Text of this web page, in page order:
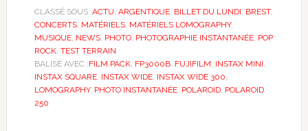
CLASSÉ SOUS :ACTU ARGENTIQUE, BILLET DU LUNDI BREST,
CONCERTS, MATÉRIELS, MATÉRIELS LOMOGRAPHY,
MUSIQUE, NEWS, PHOTO, PHOTOGRAPHIE INSTANTANÉE, POP
ROCK, TEST TERRAIN
BALISÉ AVEC :FILM PACK, FP3000B, FUJIFILM INSTAX MINI
INSTAX SQUARE, INSTAX WIDE, INSTAX WIDE 300
LOMOGRAPHY, PHOTO INSTANTANÉE, POLAROID, POLAROID
250